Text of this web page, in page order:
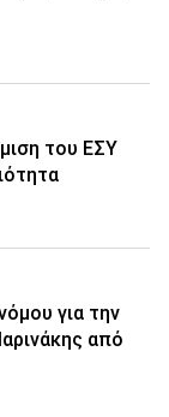
του ΕΣΥ
για την
από